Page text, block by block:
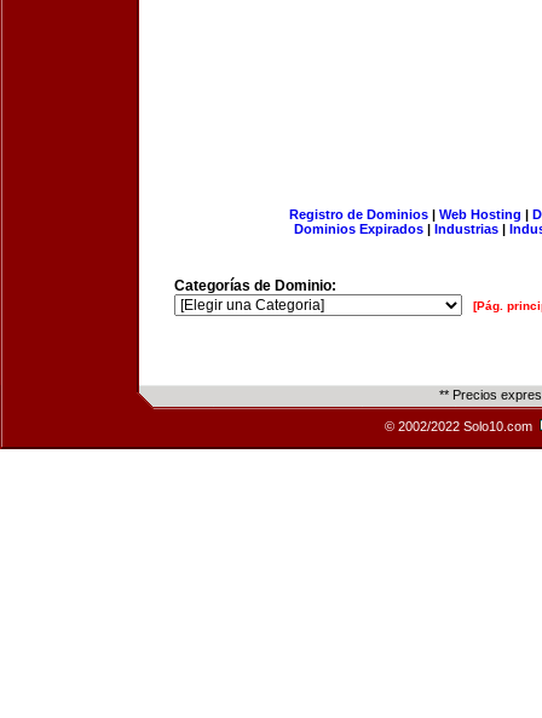
Registro de Dominios| Web Hosting |
Dominios Expirados | Industrias |
Categorías de Dominio:
[Pág.
** Precios
© 2002/2022 Solo10.com